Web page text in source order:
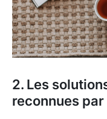
2. Les
reconnues